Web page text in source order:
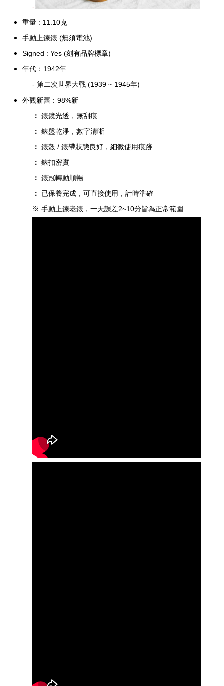
-
重量 : 11.10克
手動上鍊錶 (無須電池)
Signed : Yes (刻有品牌標章)
年代：1942年
- 第二次世界大戰 (1939 ~ 1945年)
外觀新舊：98%新
： 錶鏡光透，無刮痕
： 錶盤乾淨，數字清晰
： 錶殼 / 錶帶狀態良好，細微使用痕跡
： 錶扣密實
： 錶冠轉動順暢
： 已保養完成，可直接使用，計時準確
※ 手動上鍊老錶，一天誤差2~10分皆為正常範圍